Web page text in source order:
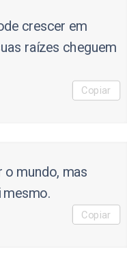
crescer em
raízes cheguem
Copiar
o mundo, mas
mesmo.
Copiar